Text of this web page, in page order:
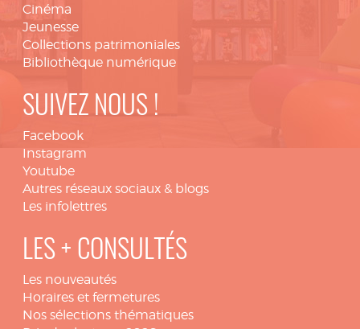
Cinéma
Jeunesse
Collections patrimoniales
Bibliothèque numérique
SUIVEZ NOUS !
Facebook
Instagram
Youtube
Autres réseaux sociaux & blogs
Les infolettres
LES + CONSULTÉS
Les nouveautés
Horaires et fermetures
Nos sélections thématiques